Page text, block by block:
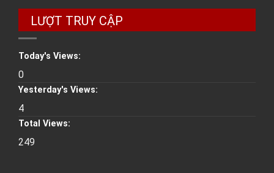
LƯỢT TRUY CẬP
Today's Views:
0
Yesterday's Views:
4
Total Views:
249